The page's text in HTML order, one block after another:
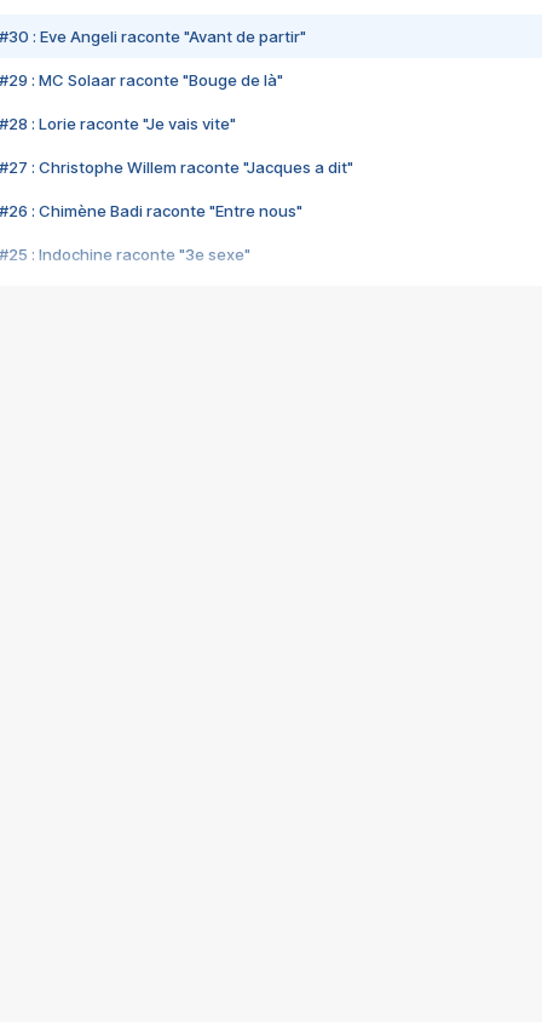
#30 : Eve Angeli raconte "Avant de partir"
#29 : MC Solaar raconte "Bouge de là"
#28 : Lorie raconte "Je vais vite"
#27 : Christophe Willem raconte "Jacques a dit"
#26 : Chimène Badi raconte "Entre nous"
#25 : Indochine raconte "3e sexe"